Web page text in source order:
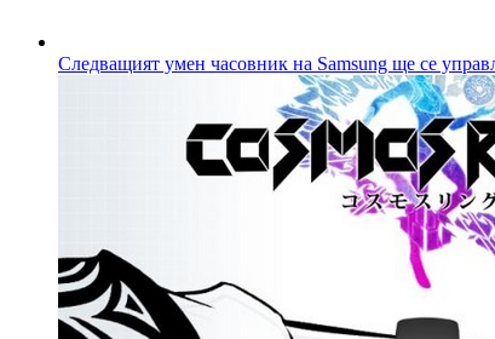
Следващият умен часовник на Samsung ще се